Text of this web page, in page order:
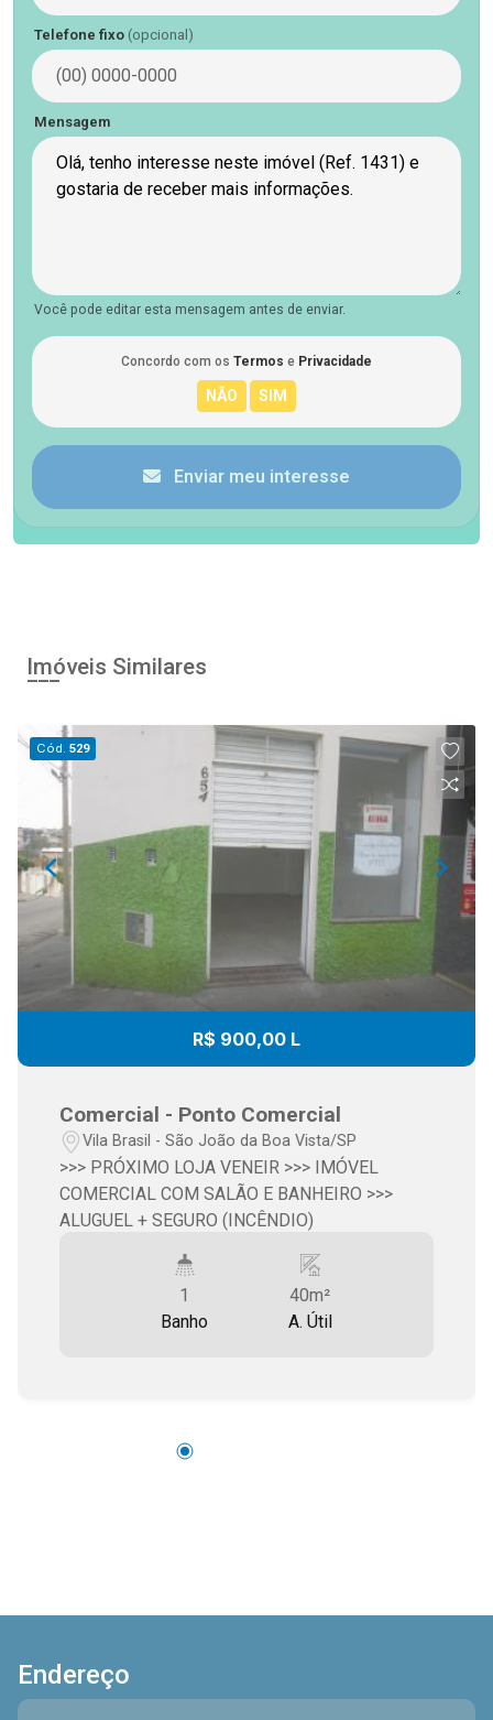
Telefone fixo (opcional)
Mensagem
Você pode editar esta mensagem antes de enviar.
Concordo com os Termos e Privacidade
Enviar meu interesse
Imóveis Similares
Cód.529
R$ 900,00 L
Comercial - Ponto Comercial
Vila Brasil - São João da Boa Vista/SP
>>> PRÓXIMO LOJA VENEIR >>> IMÓVEL
COMERCIAL COM SALÃO E BANHEIRO >>>
ALUGUEL + SEGURO (INCÊNDIO)
1
Banho
40m²
A. Útil
Endereço